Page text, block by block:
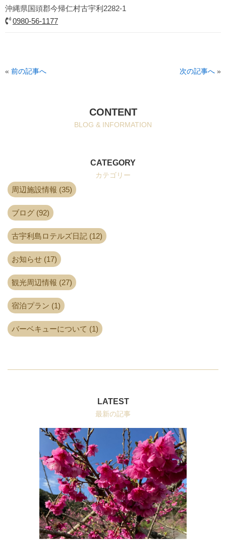
沖縄県国頭郡今帰仁村古宇利2282-1
0980-56-1177
« 前の記事へ 次の記事へ »
CONTENT
BLOG & INFORMATION
CATEGORY
カテゴリー
周辺施設情報 (35)
ブログ (92)
古宇利島ロテルズ日記 (12)
お知らせ (17)
観光周辺情報 (27)
宿泊プラン (1)
バーベキューについて (1)
LATEST
最新の記事